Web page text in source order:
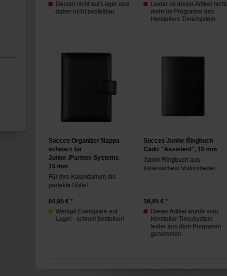
Derzeit nicht auf Lager und
daher nicht bestellbar.
Leider ist dieser Artikel nicht
mehr im Programm des
Herstellers Time/system.
Succes Organizer Nappa
schwarz für
Junior-/Partner-Systeme,
15 mm
Für Ihre Kalendarium die
perfekte Hülle!
84,95 € *
Wenige Exemplare auf
Lager - schnell bestellen!
Succes Junior Ringbuch
Cadiz "Assistent", 10 mm
Junior Ringbuch aus
italienischem Vollrindleder
38,95 € *
Dieser Artikel wurde vom
Hersteller Time/system
leider aus dem Programm
genommen.